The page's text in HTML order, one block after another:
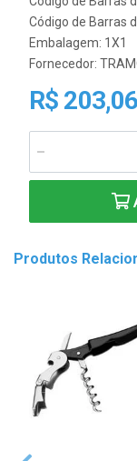
Código de Barras
Embalagem: 1X1
Fornecedor:
R$ 203,06
Produtos